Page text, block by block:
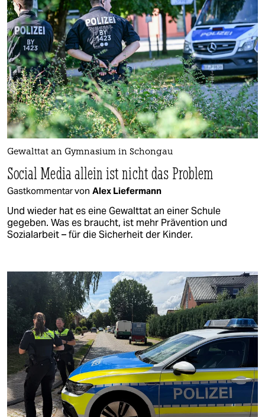
Gewalttat an Gymnasium in Schongau
Social Media allein ist nicht das Problem
Gastkommentar von Alex Liefermann
Und wieder hat es eine Gewalttat an einer Schule
gegeben. Was es braucht, ist mehr Prävention und
Sozialarbeit – für die Sicherheit der Kinder.